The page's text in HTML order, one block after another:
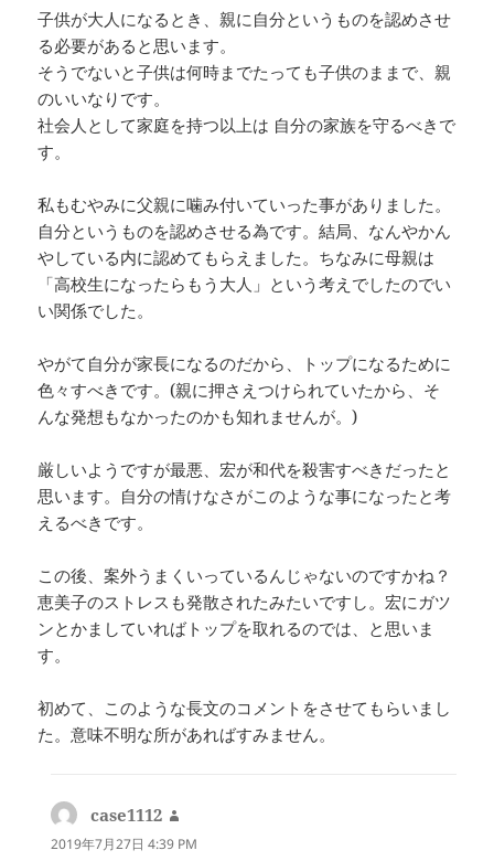
子供が大人になるとき、親に自分というものを認めさせ
る必要があると思います。
そうでないと子供は何時までたっても子供のままで、親
のいいなりです。
社会人として家庭を持つ以上は 自分の家族を守るべきで
す。
私もむやみに父親に噛み付いていった事がありました。
自分というものを認めさせる為です。結局、なんやかん
やしている内に認めてもらえました。ちなみに母親は
「高校生になったらもう大人」という考えでしたのでい
い関係でした。
やがて自分が家長になるのだから、トップになるために
色々すべきです。(親に押さえつけられていたから、そ
んな発想もなかったのかも知れませんが。)
厳しいようですが最悪、宏が和代を殺害すべきだったと
思います。自分の情けなさがこのような事になったと考
えるべきです。
この後、案外うまくいっているんじゃないのですかね？
恵美子のストレスも発散されたみたいですし。宏にガツ
ンとかましていればトップを取れるのでは、と思いま
す。
初めて、このような長文のコメントをさせてもらいまし
た。意味不明な所があればすみません。
case1112
り:
2019年7月27日 4:39 PM